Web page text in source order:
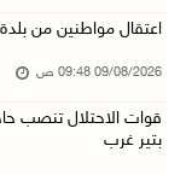
09/آب/2026 08:44 ص
الاحتلال يقتحم
أبرز عناوين الصحف
اعتقال مواطنين من
09/08/2026 09:48 ص
قوات الاحتلال تنصب
بتير غرب